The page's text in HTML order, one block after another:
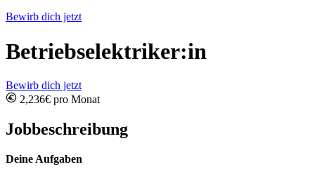
Bewirb dich jetzt
Betriebselektriker:in
Bewirb dich jetzt
2,236€ pro Monat
Jobbeschreibung
Deine Aufgaben